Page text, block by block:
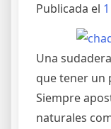
Publicada el
Una
que tener un
Siempre
naturales